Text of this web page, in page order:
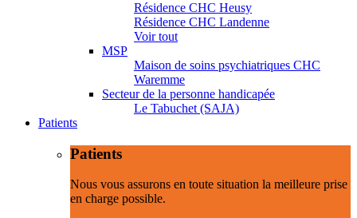
Résidence CHC Heusy
Résidence CHC Landenne
Voir tout
MSP
Maison de soins psychiatriques CHC
Waremme
Secteur de la personne handicapée
Le Tabuchet (SAJA)
Patients
Patients
Nous vous assurons en toute situation la meilleure prise
en charge possible.